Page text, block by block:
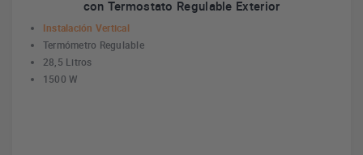
con Termostato Regulable Exterior
Instalación Vertical
Termómetro Regulable
28,5 Litros
1500 W